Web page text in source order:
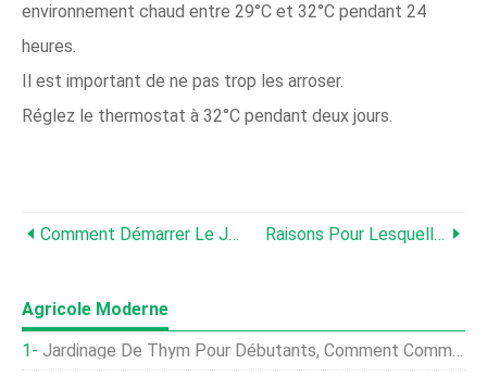
environnement chaud entre 29°C et 32°C pendant 24
heures.
Il est important de ne pas trop les arroser.
Réglez le thermostat à 32°C pendant deux jours.
Comment Démarrer Le Jardinage Des Fruits Du Dragon, Des Astuces, Idées Raisons Pour Lesquelles Vos Graines Ne Germent Pas
Agricole Moderne
Jardinage De Thym Pour Débutants, Comment Commencer